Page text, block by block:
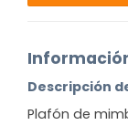
Descripción
Plafón de